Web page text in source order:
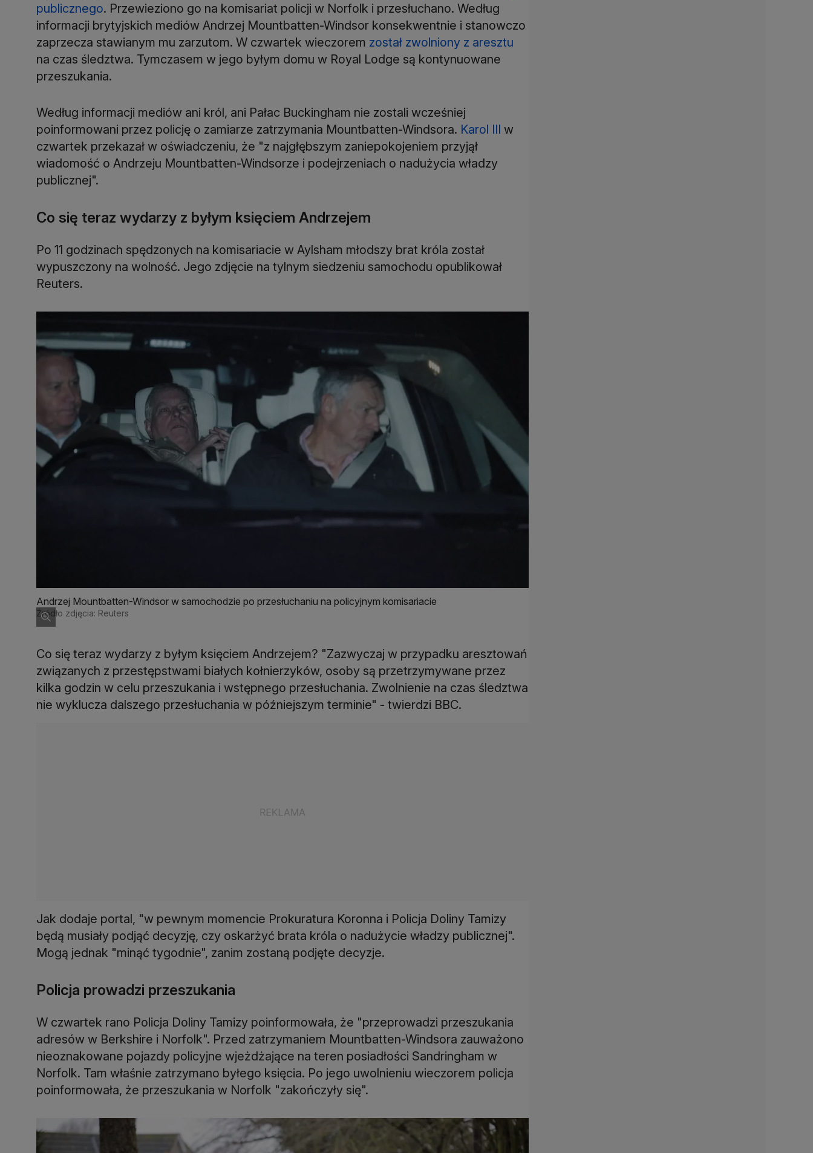
publicznego. Przewieziono go na komisariat policji w Norfolk i przesłuchano. Według
informacji brytyjskich mediów Andrzej Mountbatten-Windsor konsekwentnie i stanowczo
zaprzecza stawianym mu zarzutom. W czwartek wieczorem został zwolniony z aresztu
na czas śledztwa. Tymczasem w jego byłym domu w Royal Lodge są kontynuowane
przeszukania.
Według informacji mediów ani król, ani Pałac Buckingham nie zostali wcześniej
poinformowani przez policję o zamiarze zatrzymania Mountbatten-Windsora. Karol III w
czwartek przekazał w oświadczeniu, że "z najgłębszym zaniepokojeniem przyjął
wiadomość o Andrzeju Mountbatten-Windsorze i podejrzeniach o nadużycia władzy
publicznej".
Co się teraz wydarzy z byłym księciem Andrzejem
Po 11 godzinach spędzonych na komisariacie w Aylsham młodszy brat króla został
wypuszczony na wolność. Jego zdjęcie na tylnym siedzeniu samochodu opublikował
Reuters.
Andrzej Mountbatten-Windsor w samochodzie po przesłuchaniu na policyjnym komisariacie
Źródło zdjęcia: Reuters
Co się teraz wydarzy z byłym księciem Andrzejem? "Zazwyczaj w przypadku aresztowań
związanych z przestępstwami białych kołnierzyków, osoby są przetrzymywane przez
kilka godzin w celu przeszukania i wstępnego przesłuchania. Zwolnienie na czas śledztwa
nie wyklucza dalszego przesłuchania w późniejszym terminie" - twierdzi BBC.
Jak dodaje portal, "w pewnym momencie Prokuratura Koronna i Policja Doliny Tamizy
będą musiały podjąć decyzję, czy oskarżyć brata króla o nadużycie władzy publicznej".
Mogą jednak "minąć tygodnie", zanim zostaną podjęte decyzje.
Policja prowadzi przeszukania
W czwartek rano Policja Doliny Tamizy poinformowała, że ​​"przeprowadzi przeszukania
adresów w Berkshire i Norfolk". Przed zatrzymaniem Mountbatten-Windsora zauważono
nieoznakowane pojazdy policyjne wjeżdżające na teren posiadłości Sandringham w
Norfolk. Tam właśnie zatrzymano byłego księcia. Po jego uwolnieniu wieczorem policja
poinformowała, że ​​przeszukania w Norfolk "zakończyły się".